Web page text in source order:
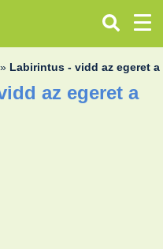
» Labirintus - vidd az egeret
az egeret a